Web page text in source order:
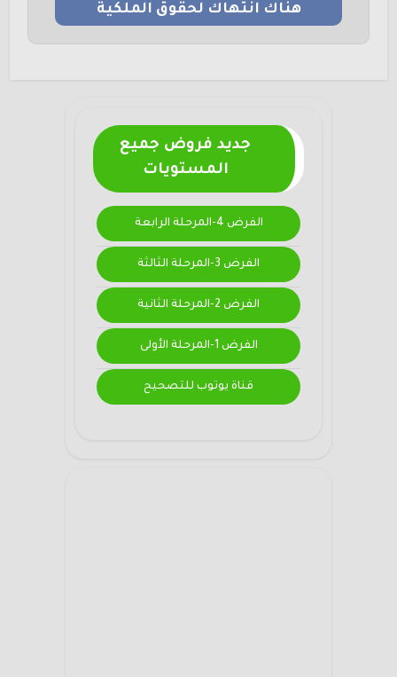
هناك انتهاك لحقوق الملكية
جديد فروض جميع
المستويات
الفرض 4-المرحلة الرابعة
الفرض 3-المرحلة الثالثة
الفرض 2-المرحلة الثانية
الفرض 1-المرحلة الأولى
قناة يوتوب للتصحيح